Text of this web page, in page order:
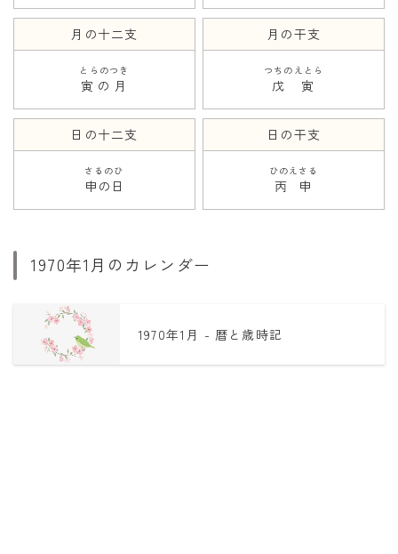
月の十二支
寅の月
とらのつき
月の干支
戊寅
つちのえとら
日の十二支
申の日
さるのひ
日の干支
丙申
ひのえさる
1970年1月のカレンダー
1970年1月 - 暦と歳時記